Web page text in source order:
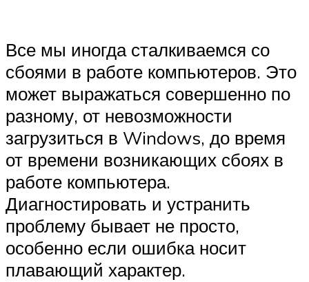
Все мы иногда сталкиваемся со
сбоями в работе компьютеров. Это
может выражаться совершенно по
разному, от невозможности
загрузиться в Windows, до время
от времени возникающих сбоях в
работе компьютера.
Диагностировать и устранить
проблему бывает не просто,
особенно если ошибка носит
плавающий характер.